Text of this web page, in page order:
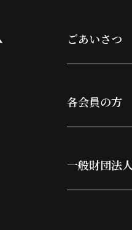
ごあいさつ
各会員の方
一般財団法